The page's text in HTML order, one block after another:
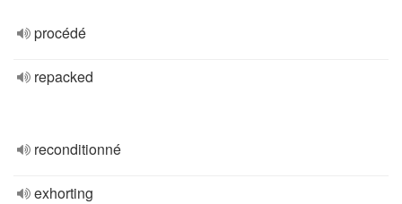
procédé
repacked
reconditionné
exhorting